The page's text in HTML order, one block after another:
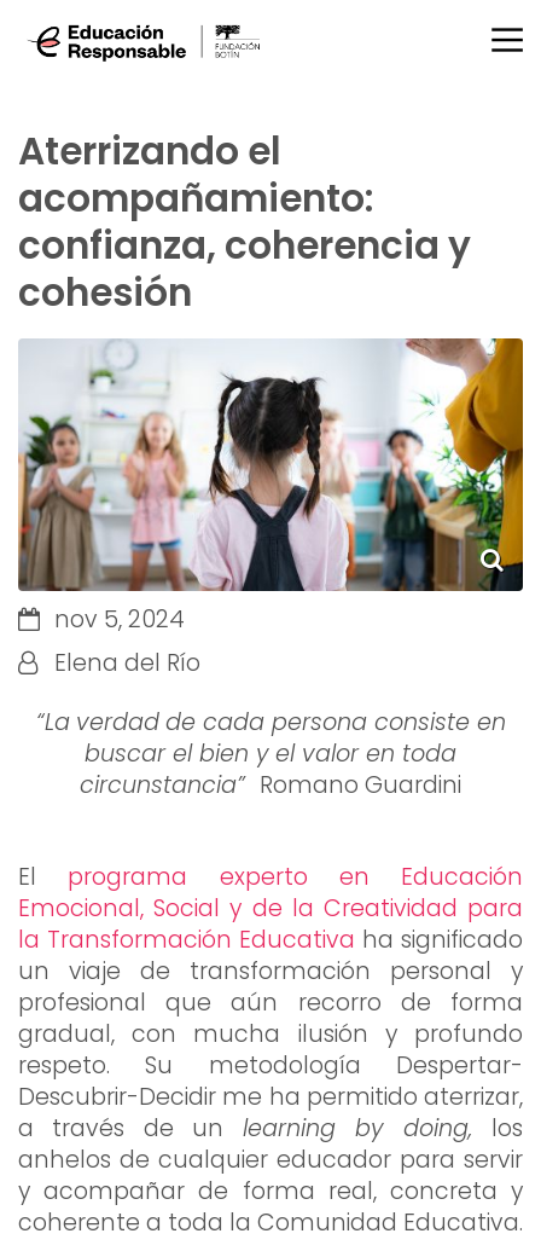
Aterrizando el
acompañamiento:
confianza, coherencia y
cohesión
nov 5, 2024
Elena del Río
“La verdad de cada persona consiste en
buscar el bien y el valor en toda
circunstancia” Romano Guardini
El programa experto en Educación
Emocional, Social y de la Creatividad para
la Transformación Educativa ha significado
un viaje de transformación personal y
profesional que aún recorro de forma
gradual, con mucha ilusión y profundo
respeto. Su metodología Despertar-
Descubrir-Decidir me ha permitido aterrizar,
a través de un learning by doing, los
anhelos de cualquier educador para servir
y acompañar de forma real, concreta y
coherente a toda la Comunidad Educativa.